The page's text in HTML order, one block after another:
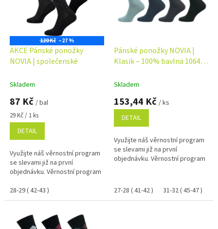
120 Kč –27 %
AKCE Pánské ponožky
NOVIA | společenské
Skladem
87 Kč / bal
Měrná
cena:
29 Kč / 1 ks
DETAIL
Využijte náš věrnostní program
se slevami již na první
objednávku. Věrnostní program
28-29 ( 42-43 )
Pánské ponožky NOVIA |
Klasik – 100% bavlna 1064 -
Skladem
153,44 Kč / ks
DETAIL
Využijte náš věrnostní program
se slevami již na první
objednávku. Věrnostní program
27-28 ( 41-42 ) 31-32 ( 45-47 )